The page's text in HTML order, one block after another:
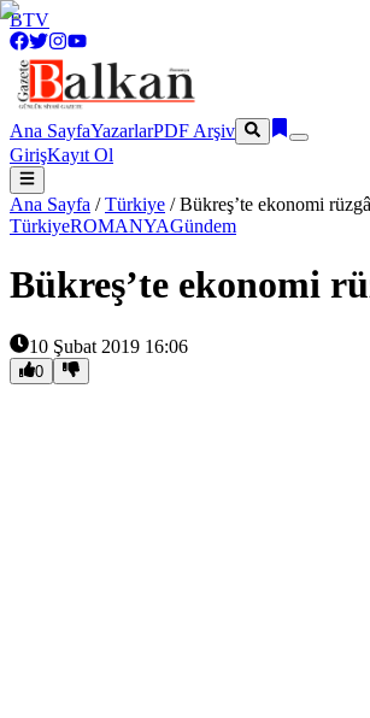
BTV
Ana SayfaYazarlarPDF Arşiv
GirişKayıt Ol
Ana Sayfa /Türkiye /Bükreş’te ekonomi
TürkiyeROMANYAGündem
Bükreş’te ekonomi
10 Şubat 2019 16:06
0